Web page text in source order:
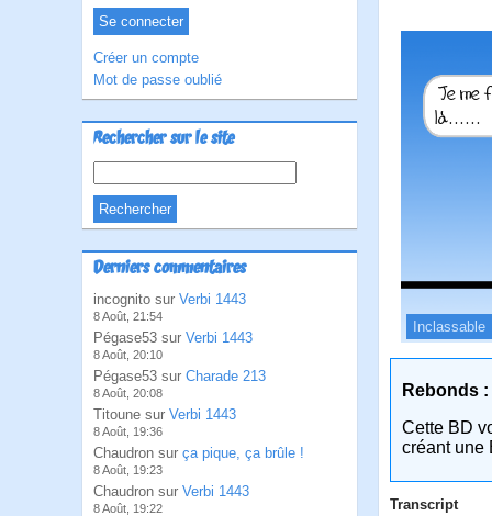
Créer un compte
Mot de passe oublié
Rechercher sur le site
Derniers commentaires
incognito sur Verbi 1443
8 Août, 21:54
Pégase53 sur Verbi 1443
8 Août, 20:10
Pégase53 sur Charade 213
8 Août, 20:08
Titoune sur Verbi 1443
8 Août, 19:36
Chaudron sur ça pique, ça brûle !
8 Août, 19:23
Chaudron sur Verbi 1443
8 Août, 19:22
Inclassable
Rebonds :
Cette BD
créant une
Transcript